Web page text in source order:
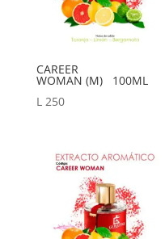
CAREER
WOMAN (M) 100ML
L250